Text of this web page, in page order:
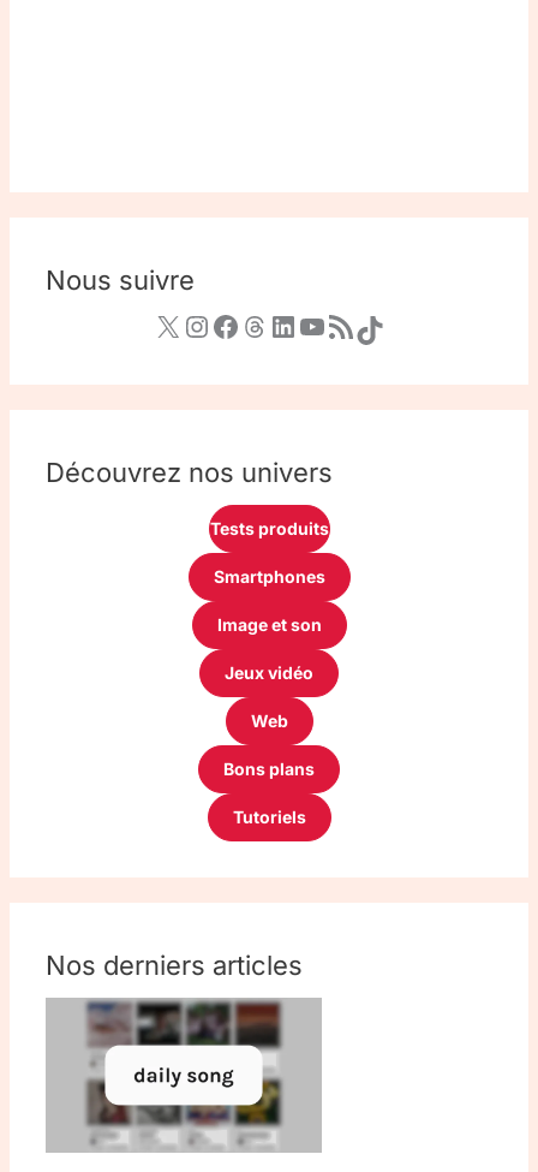
Nous suivre
Découvrez nos univers
Tests produits
Smartphones
Image et son
Jeux vidéo
Web
Bons plans
Tutoriels
Nos derniers articles